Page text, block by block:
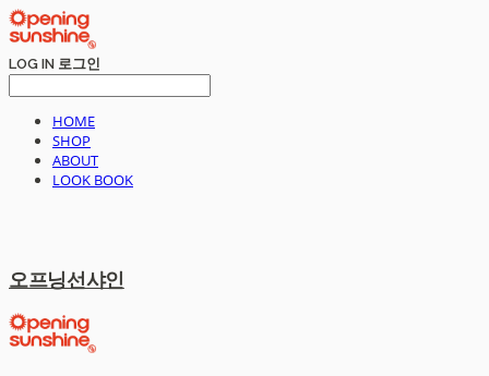
LOG IN 로그인
HOME
SHOP
ABOUT
LOOK BOOK
오프닝선샤인